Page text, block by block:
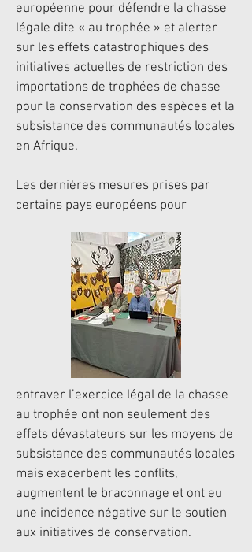
européenne pour défendre la chasse
légale dite « au trophée » et alerter
sur les effets catastrophiques des
initiatives actuelles de restriction des
importations de trophées de chasse
pour la conservation des espèces et la
subsistance des communautés locales
en Afrique.
Les dernières mesures prises par
certains pays européens pour
entraver l’exercice légal de la chasse
au trophée ont non seulement des
effets dévastateurs sur les moyens de
subsistance des communautés locales
mais exacerbent les conflits,
augmentent le braconnage et ont eu
une incidence négative sur le soutien
aux initiatives de conservation.